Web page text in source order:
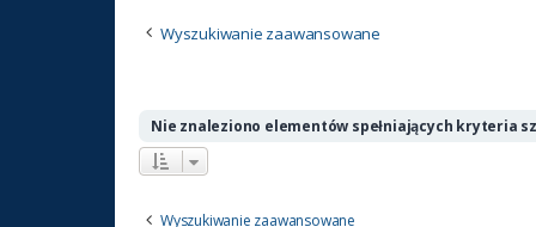
Wyszukiwanie zaawansowane
Nie znaleziono elementów spełniających kryteria
Wyszukiwanie zaawansowane